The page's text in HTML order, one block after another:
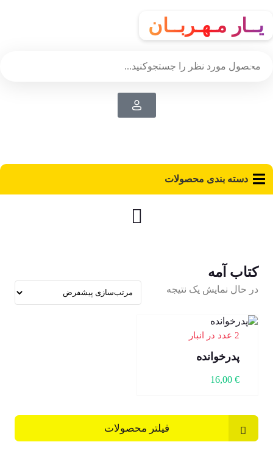
یــار مـهـربــان
دسته‌ بندی محصولات
کتاب آمه
در حال نمایش یک نتیجه
2 عدد در انبار
پدرخوانده
16,00 €
فیلتر محصولات